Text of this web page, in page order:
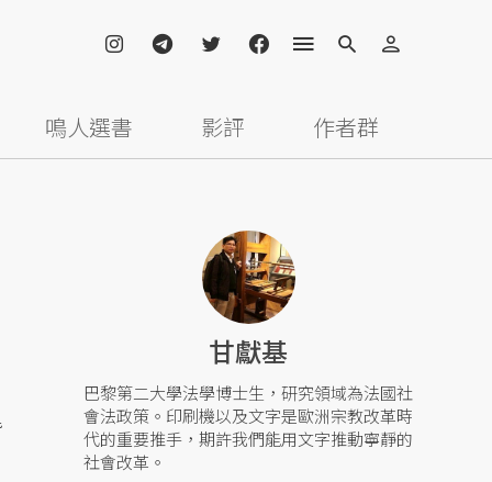
鳴人選書 影評 作者群
甘獻基
巴黎第二大學法學博士生，研究領域為法國社
會法政策。印刷機以及文字是歐洲宗教改革時
代的重要推手，期許我們能用文字推動寧靜的
社會改革。